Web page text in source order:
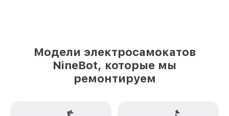
Модели электросамокатов
NineBot, которые мы
ремонтируем